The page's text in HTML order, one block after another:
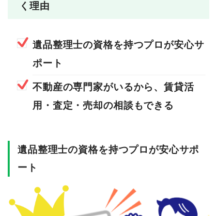
く理由
遺品整理士の資格を持つプロが安心サ
ポート
不動産の専門家がいるから、賃貸活
用・査定・売却の相談もできる
遺品整理士の資格を持つプロが安心サポ
ート